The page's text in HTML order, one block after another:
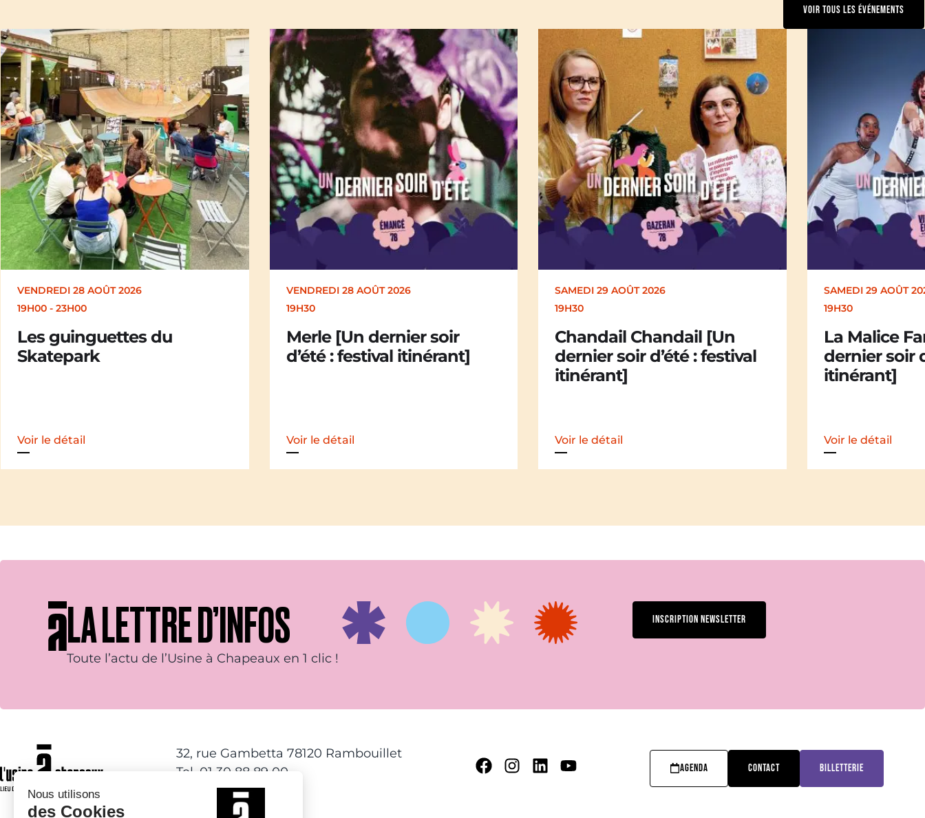
VOIR TOUS LES ÉVÉNEMENTS
VENDREDI 28 AOÛT 2026
19H30
Merle [Un dernier soir
d’été : festival itinérant]
Voir le détail
SAMEDI 29 AOÛT 2026
19H30
Chandail Chandail [Un
dernier soir d’été : festival
Voir le détail
SAMEDI 29 AOÛT 2026
19H30
La Malice Family [Un
dernier soir d’été : festival
itinérant]
Voir le détail
DIMANCHE 30
17H00
Kakamü
d’été :
Voir le détail
LA LETTRE D’INFOS
Toute l’actu de l’Usine à Chapeaux en 1 clic !
INSCRIPTION NEWSLETTER
32, rue Gambetta 78120 Rambouillet
Tel. 01 30 88 89 00
AGENDA CONTACT BILLETTERIE